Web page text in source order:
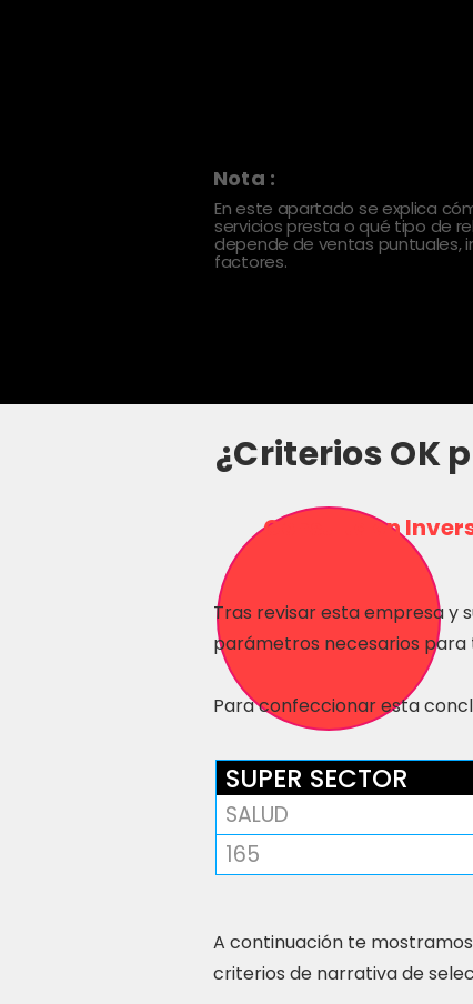
Nota :
En este apartado se explica
servicios presta o qué tipo de
depende de ventas puntuales,
factores.
¿Criterios OK
Consulta en
Tras revisar esta empresa y
parámetros necesarios para
Para confeccionar esta
SUPER SECTOR
SALUD
165
A continuación te
criterios de narrativa de